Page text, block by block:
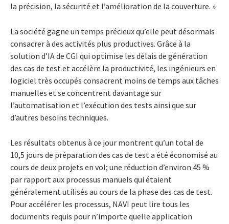
la précision, la sécurité et l’amélioration de la couverture. »
La société gagne un temps précieux qu’elle peut désormais
consacrer à des activités plus productives. Grâce à la
solution d’IA de CGI qui optimise les délais de génération
des cas de test et accélère la productivité, les ingénieurs en
logiciel très occupés consacrent moins de temps aux tâches
manuelles et se concentrent davantage sur
l’automatisation et l’exécution des tests ainsi que sur
d’autres besoins techniques.
Les résultats obtenus à ce jour montrent qu’un total de
10,5 jours de préparation des cas de test a été économisé au
cours de deux projets en vol; une réduction d’environ 45 %
par rapport aux processus manuels qui étaient
généralement utilisés au cours de la phase des cas de test.
Pour accélérer les processus, NAVI peut lire tous les
documents requis pour n’importe quelle application